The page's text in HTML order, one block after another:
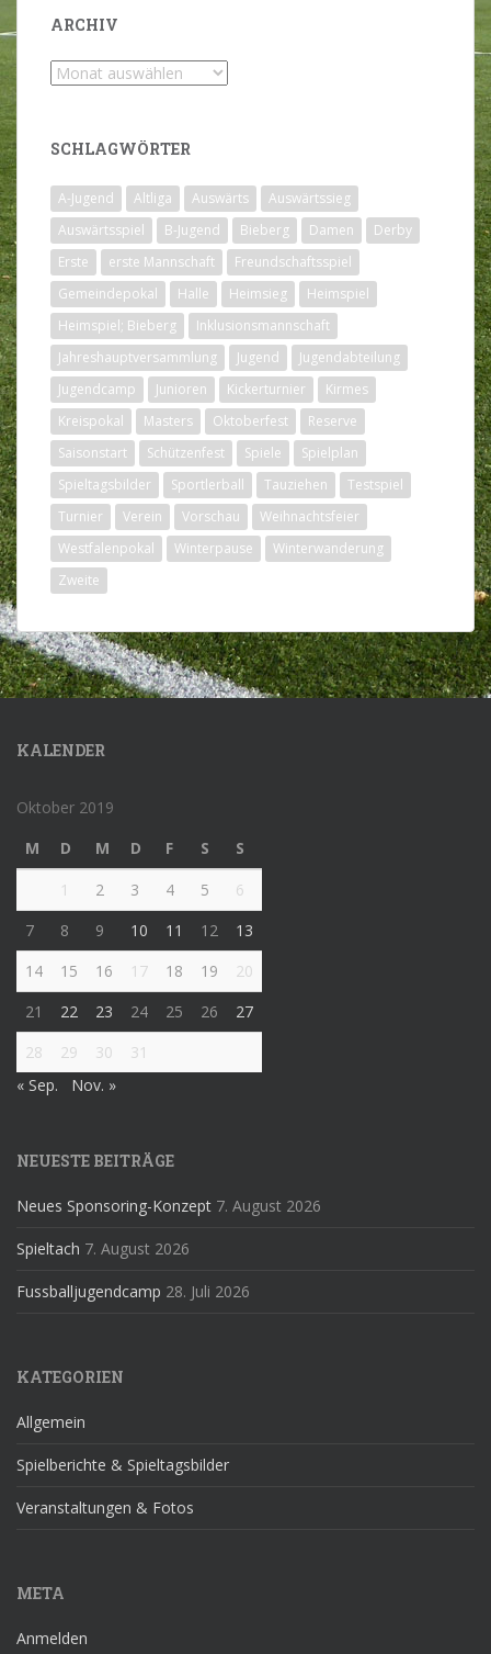
ARCHIV
Archiv
SCHLAGWÖRTER
A-Jugend Altliga Auswärts
Auswärtssieg
Auswärtsspiel
B-Jugend Bieberg Damen
Derby
Erste
erste Mannschaft
Freundschaftsspiel
Gemeindepokal
Halle Heimsieg
Heimspiel
Heimspiel; Bieberg
Inklusionsmannschaft
Jahreshauptversammlung
Jugend
Jugendabteilung
Jugendcamp
Junioren Kickerturnier
Kirmes
Kreispokal
Masters Oktoberfest
Reserve
Saisonstart
Schützenfest Spiele
Spielplan
Spieltagsbilder
Sportlerball Tauziehen
Testspiel
Turnier
Verein Vorschau
Weihnachtsfeier
Westfalenpokal
Winterpause
Winterwanderung
Zweite
KALENDER
Oktober 2019
M
D M D F S
S
1
2 3 4 5
6
7
8 9 10 11 12
13
14
15 16 17 18 19
20
21
22 23 24 25 26
27
28
29 30
31
« Sep.
Nov. »
NEUESTE BEITRÄGE
Neues Sponsoring-Konzept 7. August 2026
Spieltach 7. August 2026
Fussballjugendcamp 28. Juli 2026
KATEGORIEN
Allgemein
Spielberichte & Spieltagsbilder
Veranstaltungen & Fotos
META
Anmelden